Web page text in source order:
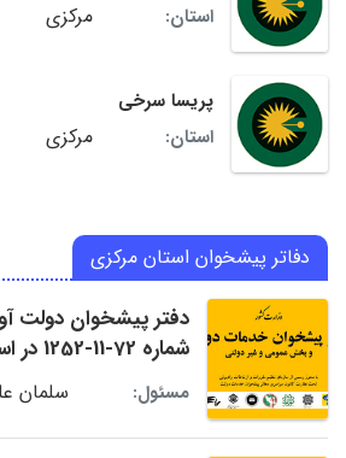
استان:
مرکزی
پریسا سرخی
استان:
مرکزی
دفاتر پیشخوان استان مرکزی
دفتر پیشخوان دولت
شماره 72-11-1252 در استان آذربایجان غربی
مسئول: سلمان